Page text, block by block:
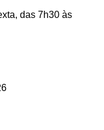
das 7h30 às